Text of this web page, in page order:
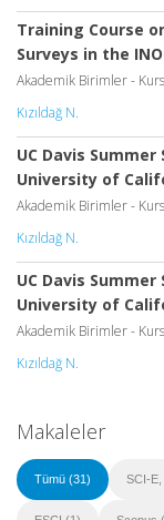
Training Course
Surveys in the
Akademik Birimler - Kurs
Kızıldağ N.
UC Davis
University of
Akademik Birimler - Kurs
Kızıldağ N.
UC Davis
University of
Akademik Birimler - Kurs
Kızıldağ N.
Makaleler
Tümü (31) SCI-E,